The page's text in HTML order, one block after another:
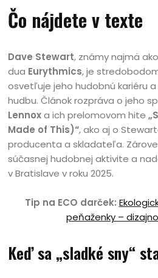
Čo nájdete v texte
Dave Stewart, známy najmä
dua Eurythmics, je
osvetľuje jeho hudobnú kariéru
hudbu. Článok rozpráva o jeho
Lennoxa ich prelomovom hite
Made of This)“, ako aj o
producenta a skladateľa.
súčasnej hudobnej aktivite a
v Bratislave v roku 2025.
Tip na ECO darček:
peňaženky –
Keď sa „sladké sny“